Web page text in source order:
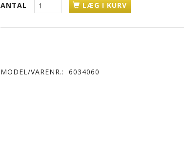
ANTAL LÆG I KURV
MODEL/VARENR.: 6034060